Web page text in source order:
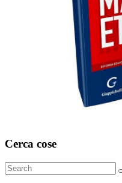
Cerca cose
Search
for: